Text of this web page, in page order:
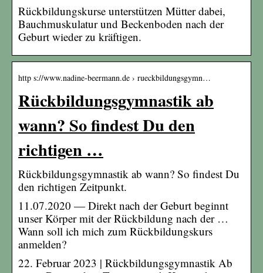
Rückbildungskurse unterstützen Mütter dabei,
Bauchmuskulatur und Beckenboden nach der
Geburt wieder zu kräftigen.
http s://www.nadine-beermann.de › rueckbildungsgymn…
Rückbildungsgymnastik ab
wann? So findest Du den
richtigen …
Rückbildungsgymnastik ab wann? So findest Du
den richtigen Zeitpunkt.
11.07.2020 — Direkt nach der Geburt beginnt
unser Körper mit der Rückbildung nach der …
Wann soll ich mich zum Rückbildungskurs
anmelden?
22. Februar 2023 | Rückbildungsgymnastik Ab